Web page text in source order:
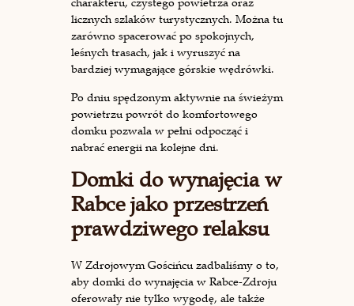
licznych szlaków turystycznych. Można tu
zarówno spacerować po spokojnych,
leśnych trasach, jak i wyruszyć na
bardziej wymagające górskie wędrówki.
Po dniu spędzonym aktywnie na świeżym
powietrzu powrót do komfortowego
domku pozwala w pełni odpocząć i
nabrać energii na kolejne dni.
Domki do wynajęcia w
Rabce jako przestrzeń
prawdziwego relaksu
W Zdrojowym Gościńcu zadbaliśmy o to,
aby domki do wynajęcia w Rabce-Zdroju
oferowały nie tylko wygodę, ale także